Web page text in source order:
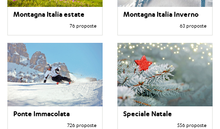
Montagna Italia estate
76 proposte
Montagna Italia Inverno
63 proposte
Ponte Immacolata
726 proposte
Speciale Natale
556 proposte